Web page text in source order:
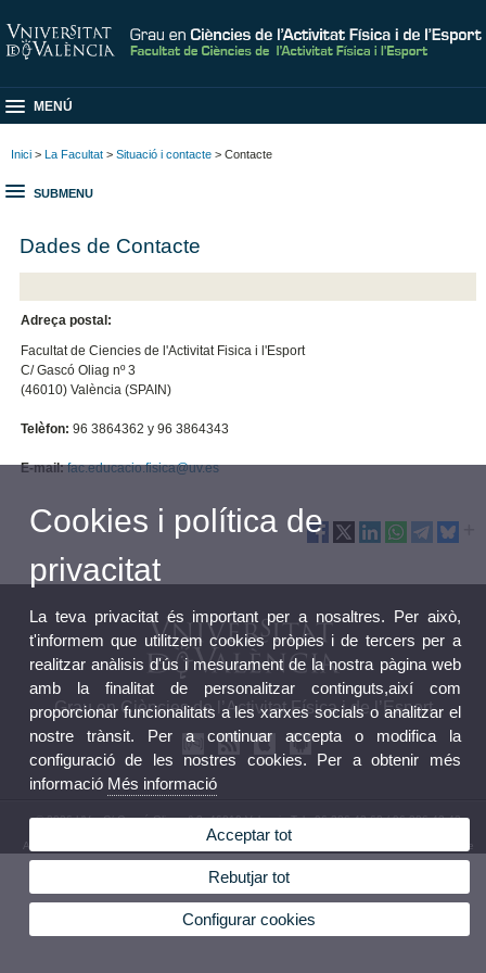
MENÚ
Inici > La Facultat > Situació i contacte > Contacte
SUBMENU
Dades de Contacte
Adreça postal:
Facultat de Ciencies de l'Activitat Fisica i l'Esport
C/ Gascó Oliag nº 3
(46010) València (SPAIN)
Telèfon: 96 3864362 y 96 3864343
E-mail: fac.educacio.fisica@uv.es
Grau en Ciències de l’Activitat Física i de l’Esport
© 2026 UV. - C/ Gascó Oliag nº 3, 46010 Valencia.Tel.: 96 386 43 62 / 96 386 43 43
Avís legal | Bústia de contacte
Cookies i política de
privacitat
La teva privacitat és important per a nosaltres. Per això,
t'informem que utilitzem cookies pròpies i de tercers per a
realitzar anàlisis d'ús i mesurament de la nostra pàgina web
amb la finalitat de personalitzar continguts,així com
proporcionar funcionalitats a les xarxes socials o analitzar el
nostre trànsit. Per a continuar accepta o modifica la
configuració de les nostres cookies. Per a obtenir més
informació Més informació
Acceptar tot
Rebutjar tot
Configurar cookies